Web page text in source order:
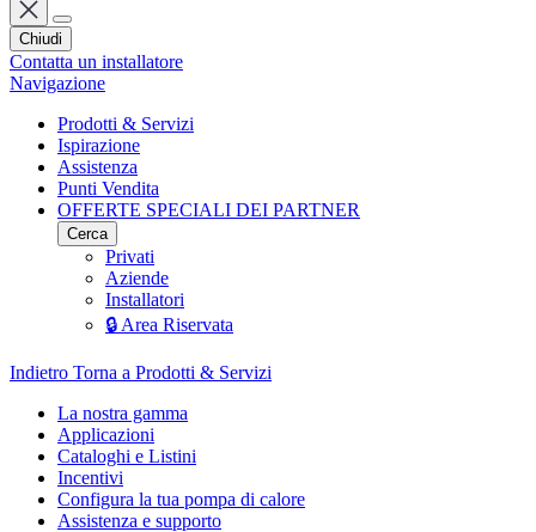
Chiudi
Contatta un installatore
Navigazione
Prodotti & Servizi
Ispirazione
Assistenza
Punti Vendita
OFFERTE SPECIALI DEI PARTNER
Cerca
Privati
Aziende
Installatori
🔒 Area Riservata
Indietro Torna a Prodotti & Servizi
La nostra gamma
Applicazioni
Cataloghi e Listini
Incentivi
Configura la tua pompa di calore
Assistenza e supporto